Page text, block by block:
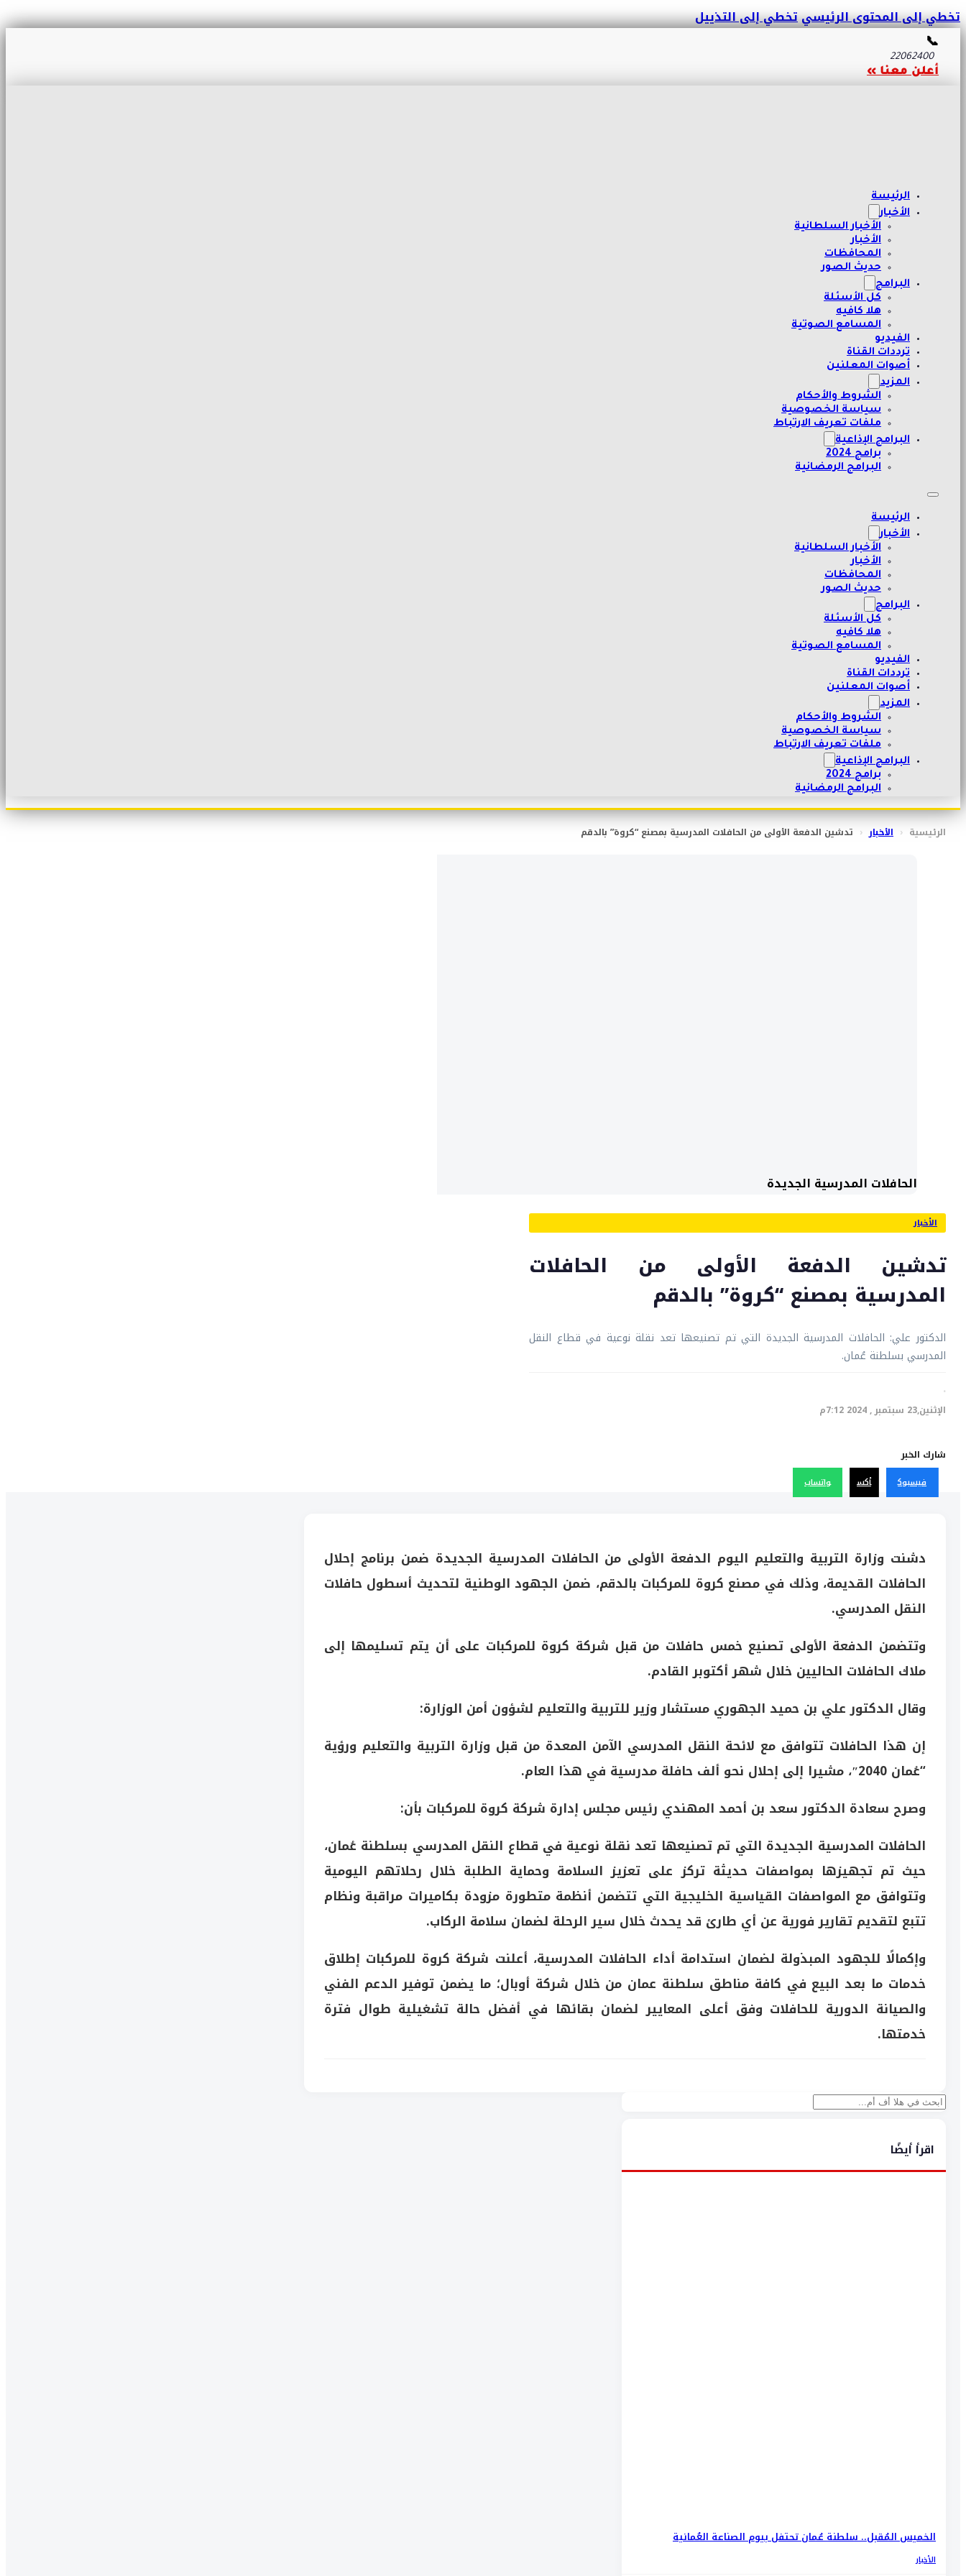
تخطي إلى المحتوى الرئيسيتخطي إلى التذييل
📞
22062400
أعلن معنا »
الرئيسة
الأخبار
الأخبار السلطانية
الأخبار
المحافظات
حديث الصور
البرامج
كل الأسئلة
هلا كافيه
المسامع الصوتية
الفيديو
ترددات القناة
أصوات المعلنين
المزيد
الشروط والأحكام
سياسة الخصوصية
ملفات تعريف الارتباط
البرامج الإذاعية
برامج 2024
البرامج الرمضانية
الرئيسة
الأخبار
الأخبار السلطانية
الأخبار
المحافظات
حديث الصور
البرامج
كل الأسئلة
هلا كافيه
المسامع الصوتية
الفيديو
ترددات القناة
أصوات المعلنين
المزيد
الشروط والأحكام
سياسة الخصوصية
ملفات تعريف الارتباط
البرامج الإذاعية
برامج 2024
البرامج الرمضانية
الرئيسية ‹ الأخبار ‹ تدشين الدفعة الأولى من الحافلات المدرسية بمصنع “كروة” بالدقم
الحافلات المدرسية الجديدة
الأخبار
تدشين الدفعة الأولى من الحافلات
المدرسية بمصنع “كروة” بالدقم
الدكتور علي: الحافلات المدرسية الجديدة التي تم تصنيعها تعد نقلة نوعية في قطاع النقل
المدرسي بسلطنة عُمان.
·
الإثنين,23 سبتمبر , 2024 7:12م
شارك الخبر
فيسبوك أكس واتساب
دشنت وزارة التربية والتعليم اليوم الدفعة الأولى من الحافلات المدرسية الجديدة ضمن برنامج إحلال
الحافلات القديمة، وذلك في مصنع كروة للمركبات بالدقم، ضمن الجهود الوطنية لتحديث أسطول حافلات
النقل المدرسي.
وتتضمن الدفعة الأولى تصنيع خمس حافلات من قبل شركة كروة للمركبات على أن يتم تسليمها إلى
ملاك الحافلات الحاليين خلال شهر أكتوبر القادم.
وقال الدكتور علي بن حميد الجهوري مستشار وزير للتربية والتعليم لشؤون أمن الوزارة:
إن هذا الحافلات تتوافق مع لائحة النقل المدرسي الآمن المعدة من قبل وزارة التربية والتعليم ورؤية
“عُمان 2040″، مشيرا إلى إحلال نحو ألف حافلة مدرسية في هذا العام.
وصرح سعادة الدكتور سعد بن أحمد المهندي رئيس مجلس إدارة شركة كروة للمركبات بأن:
الحافلات المدرسية الجديدة التي تم تصنيعها تعد نقلة نوعية في قطاع النقل المدرسي بسلطنة عُمان،
حيث تم تجهيزها بمواصفات حديثة تركز على تعزيز السلامة وحماية الطلبة خلال رحلاتهم اليومية
وتتوافق مع المواصفات القياسية الخليجية التي تتضمن أنظمة متطورة مزودة بكاميرات مراقبة ونظام
تتبع لتقديم تقارير فورية عن أي طارئ قد يحدث خلال سير الرحلة لضمان سلامة الركاب.
وإكمالًا للجهود المبذولة لضمان استدامة أداء الحافلات المدرسية، أعلنت شركة كروة للمركبات إطلاق
خدمات ما بعد البيع في كافة مناطق سلطنة عمان من خلال شركة أوبال؛ ما يضمن توفير الدعم الفني
والصيانة الدورية للحافلات وفق أعلى المعايير لضمان بقائها في أفضل حالة تشغيلية طوال فترة
خدمتها.
بحث
اقرأ أيضًا
الخميس المُقبل.. سلطنة عُمان تحتفل بيوم الصناعة العُمانية
الأخبار